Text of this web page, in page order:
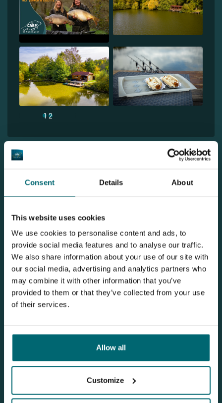
Consent Details About
This website uses cookies
We use cookies to personalise content and ads, to
provide social media features and to analyse our traffic.
We also share information about your use of our site with
our social media, advertising and analytics partners who
may combine it with other information that you’ve
provided to them or that they’ve collected from your use
of their services.
Allow all
Customize
1 2
Lake